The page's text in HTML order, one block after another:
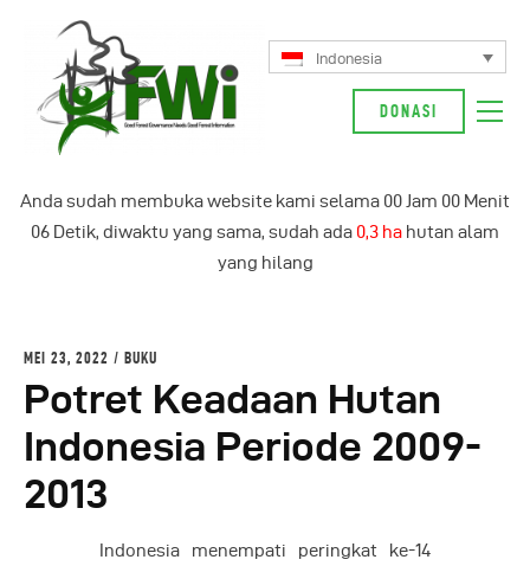
Indonesia
DONASI
Anda sudah membuka website kami selama 00Jam 00 Menit
07Detik, diwaktu yang sama, sudah ada 0,3 hahutan alam
yang hilang
Kampanye Kami
MEI 23, 2022 BUKU
Potret Keadaan Hutan
Indonesia Periode 2009-
2013
Indonesia menempati peringkat ke-14